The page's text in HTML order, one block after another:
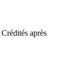
Crédités après